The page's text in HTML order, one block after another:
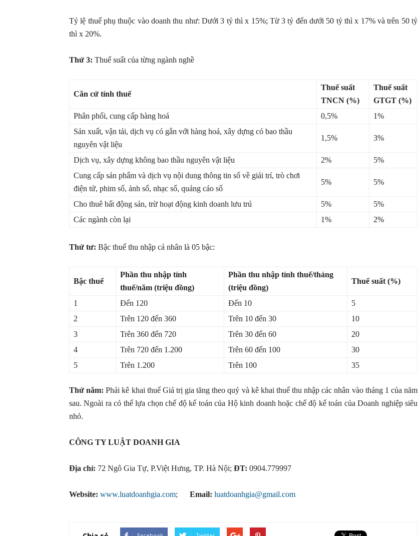
Tỷ lệ thuế phụ thuộc vào doanh thu như: Dưới 3 tỷ thì x 15%; Từ 3 tỷ đến dưới 50 tỷ thì x 17% và trên 50 tỷ
thì x 20%.
Thứ 3: Thuế suất của từng ngành nghề
Căn cứ tính thuế
Thuế suất
TNCN (%)
Thuế suất
GTGT (%)
Phân phối, cung cấp hàng hoá
0,5%
1%
Sản xuất, vận tải, dịch vụ có gắn với hàng hoá, xây dựng có bao thầu
nguyên vật liệu
1,5% 3%
Dịch vụ, xây dựng không bao thầu nguyên vật liệu 2%
5%
Cung cấp sản phẩm và dịch vụ nội dung thông tin số về giải trí, trò chơi
điện tử, phim số, ảnh số, nhạc số, quảng cáo số
5% 5%
Cho thuê bất động sản, trừ hoạt động kinh doanh lưu trú 5%
5%
Các ngành còn lại
1% 2%
Thứ tư: Bậc thuế thu nhập cá nhân là 05 bậc:
Bậc thuế
Phần thu nhập tính
thuế/năm (triệu đồng)
Phần thu nhập tính thuế/tháng
(triệu đồng)
Thuế suất (%)
1 Đến 120 Đến 10
5
2
Trên 120 đến 360 Trên 10 đến 30
10
3
Trên 360 đến 720 Trên 30 đến 60
20
4
Trên 720 đến 1.200 Trên 60 đến 100
30
5
Trên 1.200 Trên 100 35
Thứ năm: Phải kê khai thuế Giá trị gia tăng theo quý và kê khai thuế thu nhập các nhân vào tháng 1 của năm
sau. Ngoài ra có thể lựa chọn chế độ kế toán của Hộ kinh doanh hoặc chế độ kế toán của Doanh nghiệp siêu
nhỏ.
CÔNG TY LUẬT DOANH GIA
Địa chỉ: 72 Ngô Gia Tự, P.Việt Hưng, TP. Hà Nội; ĐT: 0904.779997
Website: www.luatdoanhgia.com; Email: luatdoanhgia@gmail.com